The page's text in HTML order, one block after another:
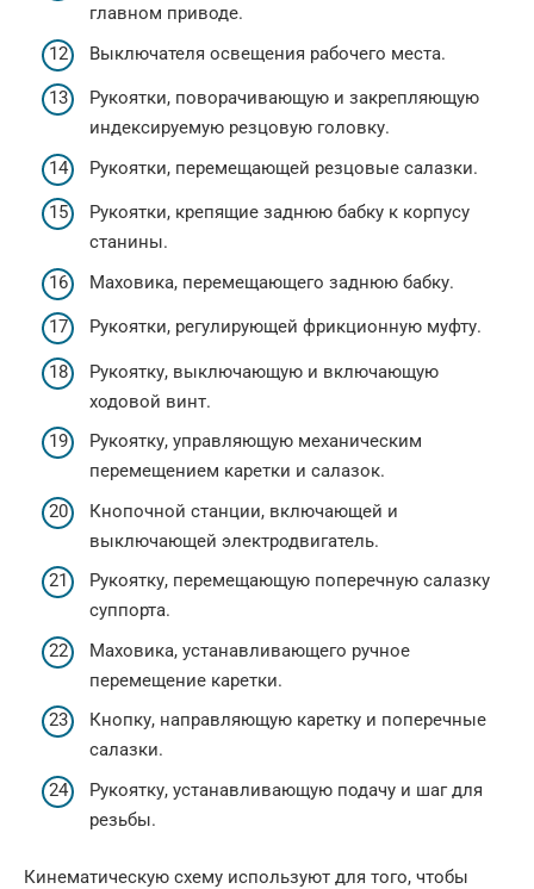
главном приводе.
Выключателя освещения рабочего места.
Рукоятки, поворачивающую и закрепляющую
индексируемую резцовую головку.
Рукоятки, перемещающей резцовые салазки.
Рукоятки, крепящие заднюю бабку к корпусу
станины.
Маховика, перемещающего заднюю бабку.
Рукоятки, регулирующей фрикционную муфту.
Рукоятку, выключающую и включающую
ходовой винт.
Рукоятку, управляющую механическим
перемещением каретки и салазок.
Кнопочной станции, включающей и
выключающей электродвигатель.
Рукоятку, перемещающую поперечную салазку
суппорта.
Маховика, устанавливающего ручное
перемещение каретки.
Кнопку, направляющую каретку и поперечные
салазки.
Рукоятку, устанавливающую подачу и шаг для
резьбы.
Кинематическую схему используют для того, чтобы